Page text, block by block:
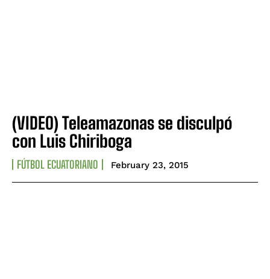
(VIDEO) Teleamazonas se disculpó
con Luis Chiriboga
FÚTBOL ECUATORIANO February 23, 2015